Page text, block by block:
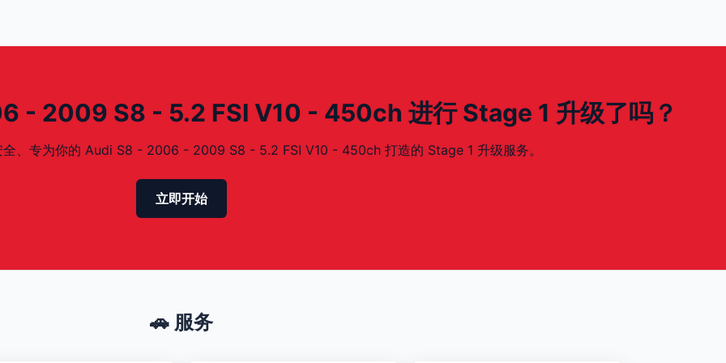
- 2009 S8 - 5.2 FSI V10 - 450ch 进行 Stage 1 升级了吗？
全、专为你的 Audi S8 - 2006 - 2009 S8 - 5.2 FSI V10 - 450ch 打造的 Stage 1 升级服务。
立即开始
🚗 服务